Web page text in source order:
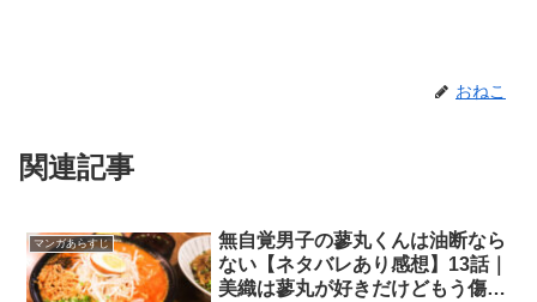
おねこ
関連記事
マンガあらすじ
無自覚男子の蓼丸くんは油断なら
ない【ネタバレあり感想】13話｜
美織は蓼丸が好きだけどもう傷つ